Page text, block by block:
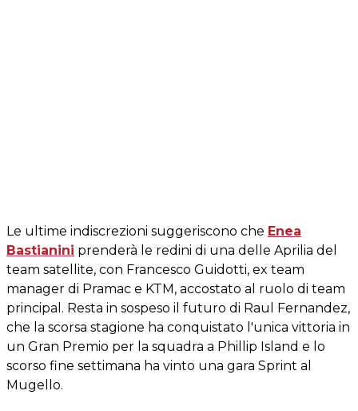
Le ultime indiscrezioni suggeriscono che Enea
Bastianini prenderà le redini di una delle Aprilia del
team satellite, con Francesco Guidotti, ex team
manager di Pramac e KTM, accostato al ruolo di team
principal. Resta in sospeso il futuro di Raul Fernandez,
che la scorsa stagione ha conquistato l'unica vittoria in
un Gran Premio per la squadra a Phillip Island e lo
scorso fine settimana ha vinto una gara Sprint al
Mugello.